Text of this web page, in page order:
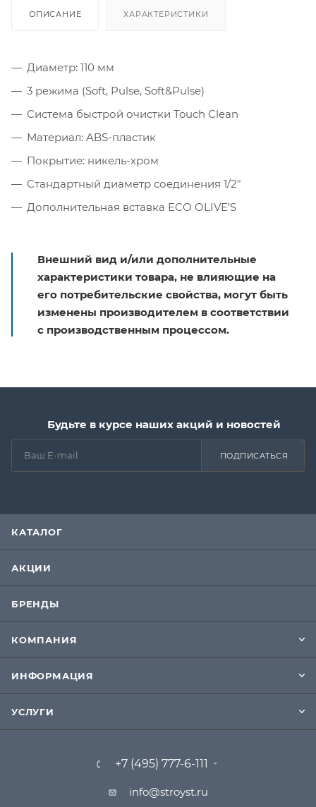
ОПИСАНИЕ ХАРАКТЕРИСТИКИ
Диаметр: 110 мм
3 режима (Soft, Pulse, Soft&Pulse)
Система быстрой очистки Touch Clean
Материал: ABS-пластик
Покрытие: никель-хром
Стандартный диаметр соединения 1/2″
Дополнительная вставка ECO OLIVE’S
Внешний вид и/или дополнительные
характеристики товара, не влияющие на
его потребительские свойства, могут быть
изменены производителем в соответствии
с производственным процессом.
Будьте в курсе наших акций и новостей
ПОДПИСАТЬСЯ
КАТАЛОГ
АКЦИИ
БРЕНДЫ
КОМПАНИЯ
ИНФОРМАЦИЯ
УСЛУГИ
+7 (495) 777-6-111
info@stroyst.ru